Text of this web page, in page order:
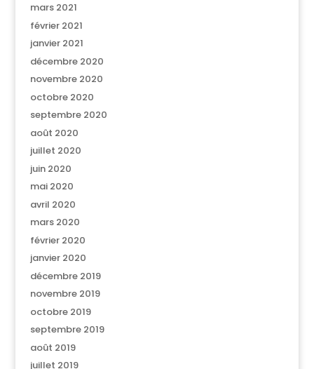
mars 2021
février 2021
janvier 2021
décembre 2020
novembre 2020
octobre 2020
septembre 2020
août 2020
juillet 2020
juin 2020
mai 2020
avril 2020
mars 2020
février 2020
janvier 2020
décembre 2019
novembre 2019
octobre 2019
septembre 2019
août 2019
juillet 2019